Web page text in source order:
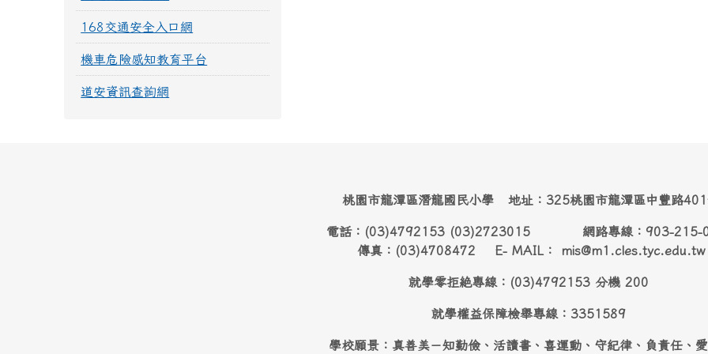
168交通安全入口網
機車危險感知教育平台
道安資訊查詢網
桃園市龍潭區潛龍國民小學 地址：325桃園市龍潭區中豐路
電話：(03)4792153 (03)2723015 網路專線：903-215-
傳真：(03)4708472 E- MAIL： mis@m1.cles.tyc.edu.tw
就學零拒絶專線：(03)4792153 分機 200
就學權益保障檢舉專線：3351589
學校願景：真善美－知勤儉、活讀書、喜運動、守紀律、負責任、